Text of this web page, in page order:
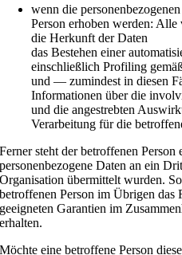
wenn die
Person erhoben werden:
die Herkunft der Daten
das Bestehen einer
einschließlich Profiling
und — zumindest in diesen
Informationen über die
und die angestrebten
Verarbeitung für die
Ferner steht der betroffenen
personenbezogene Daten an ein
Organisation übermittelt wurden.
betroffenen Person im Übrigen das
geeigneten Garantien im
erhalten.
Möchte eine betroffene Person